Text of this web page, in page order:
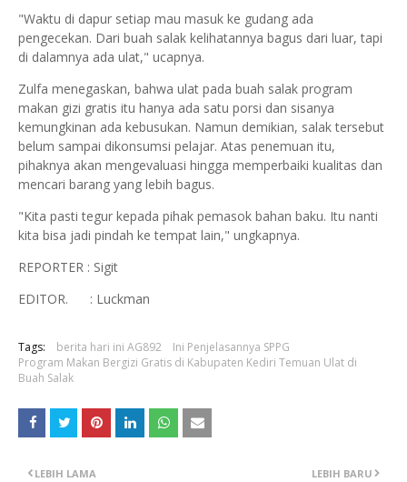
"Waktu di dapur setiap mau masuk ke gudang ada
pengecekan. Dari buah salak kelihatannya bagus dari luar, tapi
di dalamnya ada ulat," ucapnya.
Zulfa menegaskan, bahwa ulat pada buah salak program
makan gizi gratis itu hanya ada satu porsi dan sisanya
kemungkinan ada kebusukan. Namun demikian, salak tersebut
belum sampai dikonsumsi pelajar. Atas penemuan itu,
pihaknya akan mengevaluasi hingga memperbaiki kualitas dan
mencari barang yang lebih bagus.
"Kita pasti tegur kepada pihak pemasok bahan baku. Itu nanti
kita bisa jadi pindah ke tempat lain," ungkapnya.
REPORTER : Sigit
EDITOR. : Luckman
Tags: berita hari ini AG892
Ini Penjelasannya SPPG
Program Makan Bergizi Gratis di Kabupaten Kediri Temuan Ulat di
Buah Salak
LEBIH BARU
LEBIH LAMA